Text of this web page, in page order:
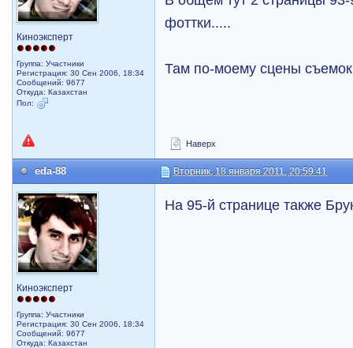
Киноэксперт
Группа: Участники
Регистрация: 30 Сен 2006, 18:34
Сообщений: 9677
Откуда: Казахстан
Пол:
фоттки.....
Там по-моему сцены
Наверх
eda-88 Вторник, 18 января 2011, 20:59:41
Киноэксперт
Группа: Участники
Регистрация: 30 Сен 2006, 18:34
Сообщений: 9677
Откуда: Казахстан
На 95-й странице также